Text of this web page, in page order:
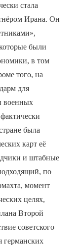
стала
Ирана. Он
были
в том
того, на
для
военных
была
карт её
и штабные
по
момент
целях,
Второй
советского
германских